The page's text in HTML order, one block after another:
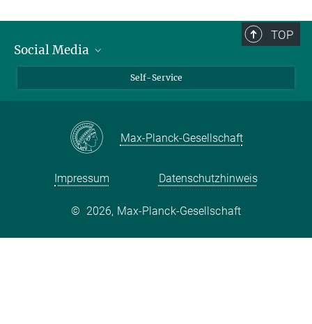
TOP
Social Media
Facebook
Self-Service
Max-Planck-Gesellschaft
Impressum Datenschutzhinweis
© 2026, Max-Planck-Gesellschaft